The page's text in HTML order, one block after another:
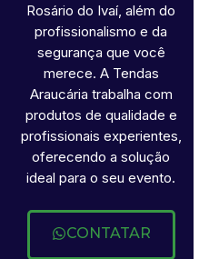
Rosário do Ivaí, além do
profissionalismo e da
segurança que você
merece. A Tendas
Araucária trabalha com
produtos de qualidade e
profissionais experientes,
oferecendo a solução
ideal para o seu evento.
CONTATAR